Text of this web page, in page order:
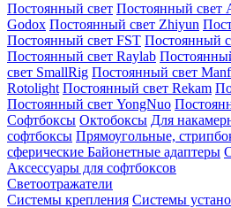
Постоянный свет Постоянный свет
Godox Постоянный свет Zhiyun
Постоянный свет FST Постоянный
Постоянный свет Raylab
свет SmallRig Постоянный свет
Rotolight Постоянный свет Rekam
Постоянный свет YongNuo
Софтбоксы Октобоксы Для
софтбоксы Прямоугольные,
сферические Байонетныe адаптеры
Аксессуары для софтбоксов
Светоотражатели
Системы крепления Системы